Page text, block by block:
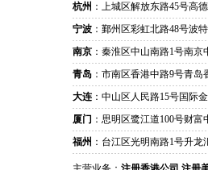
杭州 ：上城区解放东路45号高
宁波 ：鄞州区彩虹北路48号波
南京 ：秦淮区中山南路1号南京
青岛 ：市南区香港中路9号青岛
大连 ：中山区人民路15号国际
厦门 ：思明区鹭江道100号财富
福州 ：台江区光明南路1号升龙